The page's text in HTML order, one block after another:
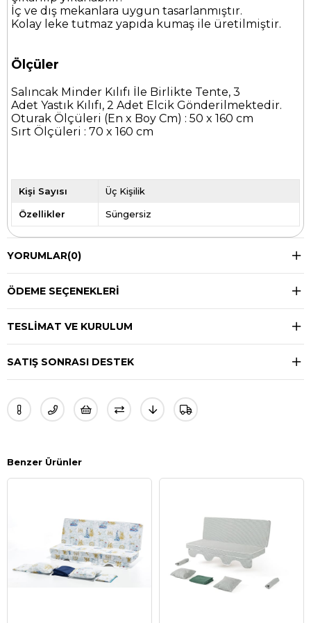
İç ve dış mekanlara uygun tasarlanmıştır.
Kolay leke tutmaz yapıda kumaş ile üretilmiştir.
Ölçüler
Salıncak Minder Kılıfı İle Birlikte Tente, 3
Adet Yastık Kılıfı, 2 Adet Elcik Gönderilmektedir.
Oturak Ölçüleri (En x Boy Cm) : 50 x 160 cm
Sırt Ölçüleri : 70 x 160 cm
Kişi Sayısı Üç Kişilik
Özellikler Süngersiz
YORUMLAR(0)
ÖDEME SEÇENEKLERI
TESLIMAT VE KURULUM
SATIŞ SONRASI DESTEK
Benzer Ürünler